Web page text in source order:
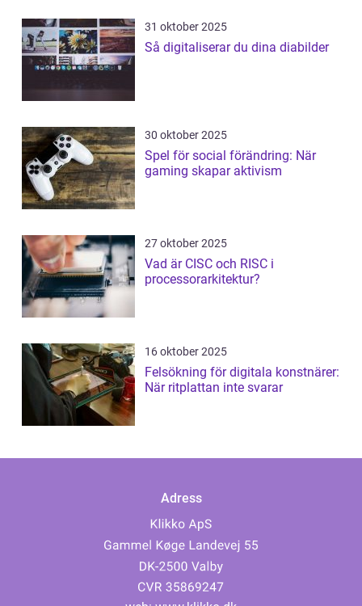
31 oktober 2025
Så digitaliserar du dina diabilder
30 oktober 2025
Spel för social förändring: När
gaming skapar aktivism
27 oktober 2025
Vad är CISC och RISC i
processorarkitektur?
16 oktober 2025
Felsökning för digitala konstnärer:
När ritplattan inte svarar
Adress